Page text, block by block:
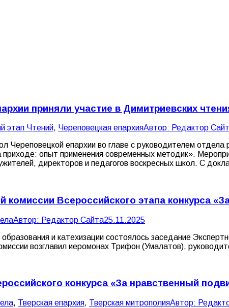
приняли участие в Димитриевских
этап Чтений, Череповецкая епархияАвтор: Редактор
Череповецкой епархии во главе с руководителем отдела
опыт применения современных методик».
директоров и педагогов воскресных школ. С
Всероссийского этапа конкурса
Автор: Редактор Сайта25.11.2025
и катехизации состоялось заседание
возглавил иеромонах Трифон (Умалатов),
конкурса «За нравственный
, Тверская епархия, Тверская митрополияАвтор: